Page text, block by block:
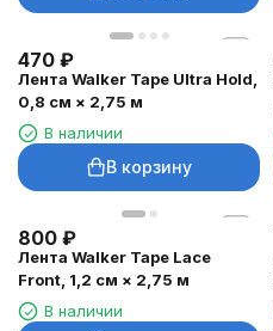
470 ₽
Лента Walker Tape Ultra Hold,
0,8 см × 2,75 м
В наличии
В корзину
800 ₽
Лента Walker Tape Lace
Front, 1,2 см × 2,75 м
В наличии